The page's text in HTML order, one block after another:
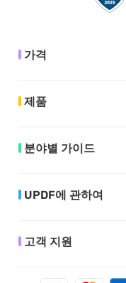
가격
제품
분야별 가이드
UPDF에 관하여
고객 지원